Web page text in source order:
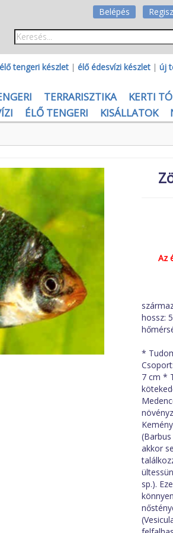
Belépés
élő tengeri készlet | élő édesvízi készlet | új
TERRARISZTIKA KERTI TÓ
ÉLŐ TENGERI KISÁLLATOK
Az
hossz:
*
7 cm *
akkor
sp.).